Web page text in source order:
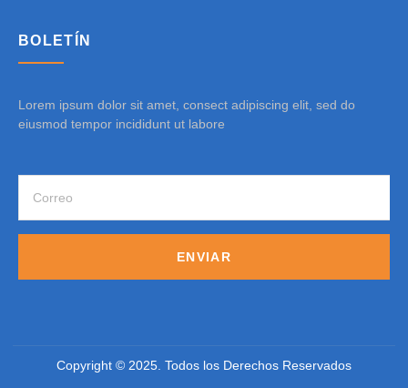
BOLETÍN
Lorem ipsum dolor sit amet, consect adipiscing elit, sed do
eiusmod tempor incididunt ut labore
ENVIAR
Copyright © 2025. Todos los Derechos Reservados